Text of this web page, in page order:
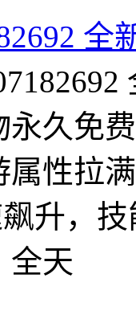
永久免
属性拉
升，
全天